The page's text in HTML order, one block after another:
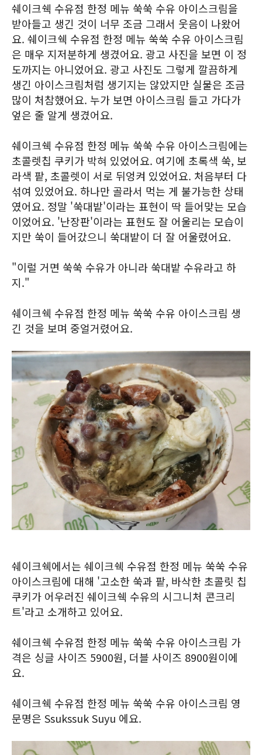
쉐이크쉑 수유점 한정 메뉴 쑥쑥 수유 아이스크림을
받아들고 생긴 것이 너무 조금 그래서 웃음이 나왔어
요. 쉐이크쉑 수유점 한정 메뉴 쑥쑥 수유 아이스크림
은 매우 지저분하게 생겼어요. 광고 사진을 보면 이 정
도까지는 아니었어요. 광고 사진도 그렇게 깔끔하게
생긴 아이스크림처럼 생기지는 않았지만 실물은 조금
많이 처참했어요. 누가 보면 아이스크림 들고 가다가
엎은 줄 알게 생겼어요.
쉐이크쉑 수유점 한정 메뉴 쑥쑥 수유 아이스크림에는
초콜렛칩 쿠키가 박혀 있었어요. 여기에 초록색 쑥, 보
라색 팥, 초콜렛이 서로 뒤엉켜 있었어요. 처음부터 다
섞여 있었어요. 하나만 골라서 먹는 게 불가능한 상태
였어요. 정말 '쑥대밭'이라는 표현이 딱 들어맞는 모습
이었어요. '난장판'이라는 표현도 잘 어울리는 모습이
지만 쑥이 들어갔으니 쑥대밭이 더 잘 어울렸어요.
"이럴 거면 쑥쑥 수유가 아니라 쑥대밭 수유라고 하
지."
쉐이크쉑 수유점 한정 메뉴 쑥쑥 수유 아이스크림 생
긴 것을 보며 중얼거렸어요.
쉐이크쉑에서는 쉐이크쉑 수유점 한정 메뉴 쑥쑥 수유
아이스크림에 대해 '고소한 쑥과 팥, 바삭한 초콜릿 칩
쿠키가 어우러진 쉐이크쉑 수유의 시그니처 콘크리
트'라고 소개하고 있어요.
쉐이크쉑 수유점 한정 메뉴 쑥쑥 수유 아이스크림 가
격은 싱글 사이즈 5900원, 더블 사이즈 8900원이에
요.
쉐이크쉑 수유점 한정 메뉴 쑥쑥 수유 아이스크림 영
문명은 Ssukssuk Suyu 에요.